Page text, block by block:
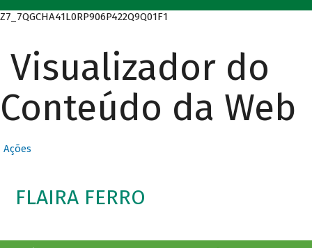
Z7_7QGCHA41L0RP906P422Q9Q01F1
Visualizador do
Conteúdo da Web
Ações
FLAIRA FERRO